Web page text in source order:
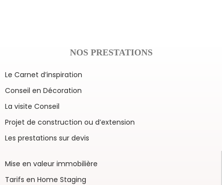
NOS PRESTATIONS
Le Carnet d’inspiration
Conseil en Décoration
La visite Conseil
Projet de construction ou d’extension
Les prestations sur devis
Mise en valeur immobilière
Tarifs en Home Staging